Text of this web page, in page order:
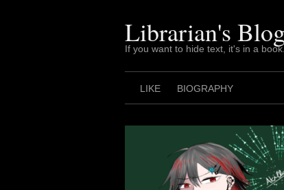
Librarian's Blog
If you want to hide text, it's in a
LIKE BIOGRAPHY